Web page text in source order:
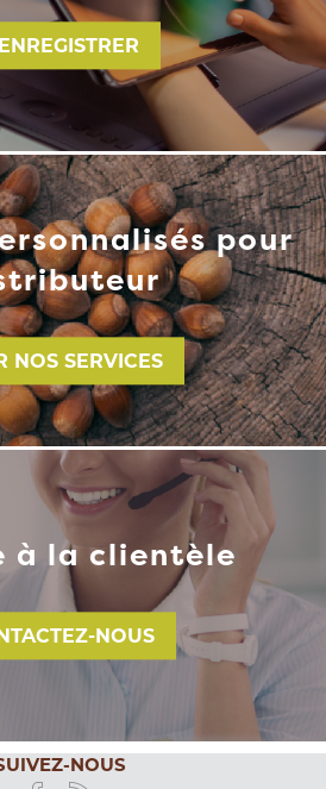
pour
NOS SERVICES
à la clientèle
NOUS
NOUS